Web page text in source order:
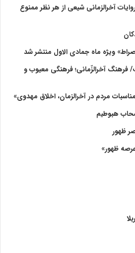
آخرالزمانی شیعی از هر نظر ممنوع
ویژه ماه جمادی الاول منتشر شد
آخرالزّمانی؛ فرهنگی معیوب و
مردم در آخرالزمان، اخلاق مهدوی»
هبوطیم
ظهور
ظهور»